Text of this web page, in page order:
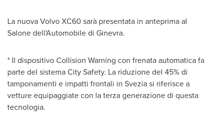
La nuova Volvo XC60 sarà presentata in anteprimaal
Salonedell'Automobile di Ginevra.
* Il dispositivo Collision Warning con frenata automatica fa
parte del sistema City Safety. La riduzione del 45% di
tamponamenti e impatti frontali in Svezia si riferisce a
vetture equipaggiate con la terza generazione di questa
tecnologia.